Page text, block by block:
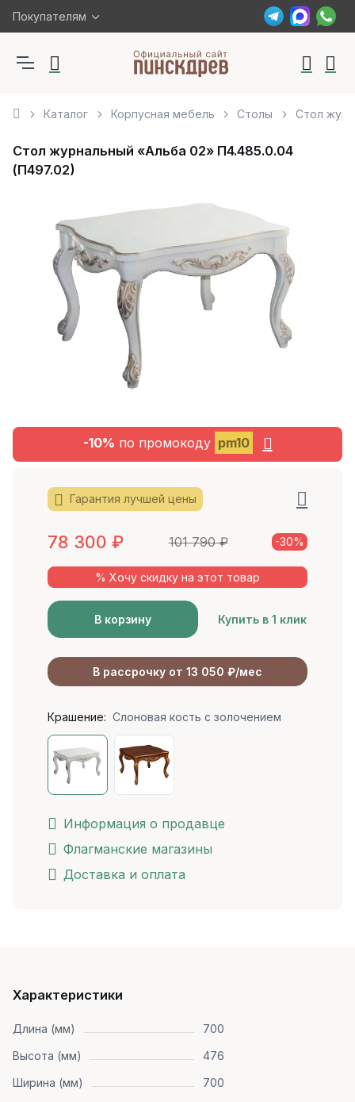
Покупателям
Каталог Корпусная мебель Столы Стол
Стол журнальный «Альба 02» П4.485.0.04
(П497.02)
-10% по промокоду pm10
Гарантия лучшей цены
78 300 ₽ 101 790₽ -30%
% Хочу скидку на этот товар
В корзину Купить в 1 клик
В рассрочку от 13 050 ₽/мес
Крашение: Слоновая кость с золочением
Информация о продавце
Флагманские магазины
Доставка и оплата
Характеристики
Длина (мм)
700
Высота (мм)
476
Ширина (мм)
700